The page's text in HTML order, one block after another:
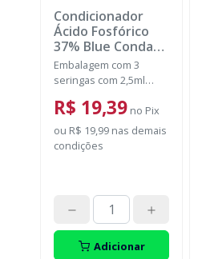
Condicionador
Ácido Fosfórico
37% Blue Condac-
FGM
Embalagem com 3
seringas com 2,5ml
para aplicação.
R$ 19,39 no Pix
ou R$ 19,99 nas demais
condições
Adicionar